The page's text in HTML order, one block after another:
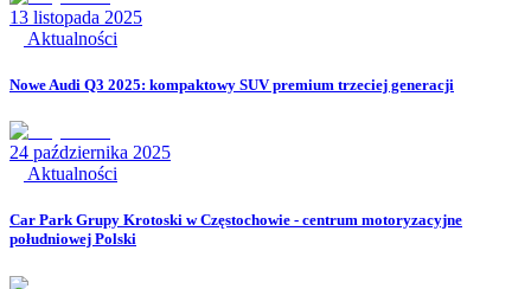
13 listopada 2025
Aktualności
Nowe Audi Q3 2025: kompaktowy SUV premium trzeciej generacji
24 października 2025
Aktualności
Car Park Grupy Krotoski w Częstochowie - centrum motoryzacyjne
południowej Polski